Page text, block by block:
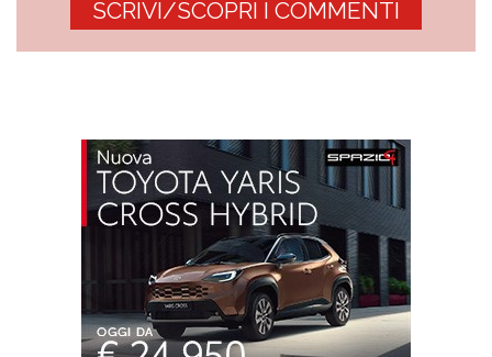
SCRIVI/SCOPRI I COMMENTI